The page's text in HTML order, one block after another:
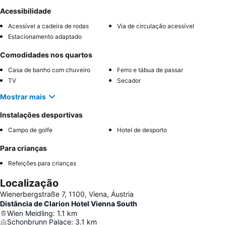
Acessibilidade
Acessível a cadeira de rodas
Via de circulação acessível
Estacionamento adaptado
Comodidades nos quartos
Casa de banho com chuveiro
Ferro e tábua de passar
TV
Secador
Mostrar mais
Instalações desportivas
Campo de golfe Hotel de desporto
Para crianças
Refeições para crianças
Localização
Wienerbergstraße 7, 1100, Viena, Áustria
Distância de Clarion Hotel Vienna South
Wien Meidling: 1.1 km
Schonbrunn Palace: 3.1 km